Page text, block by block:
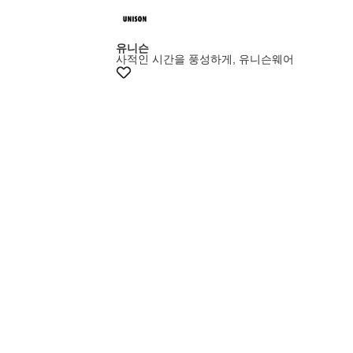
유니슨
사적인 시간을 풍성하게, 유니슨웨어